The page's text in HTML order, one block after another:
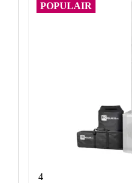
POPULAIR
4